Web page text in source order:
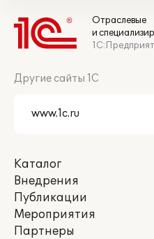
Отраслевые
и
Другие сайты 1С
Каталог
Внедрения
Публикации
Мероприятия
Партнеры